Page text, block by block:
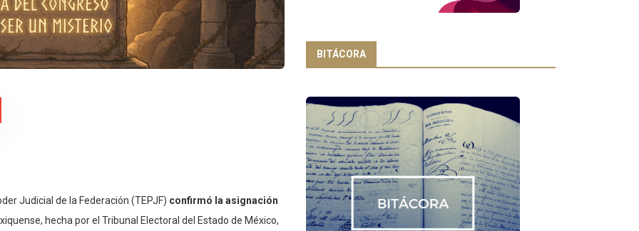
Judicial de la Federación (TEPJF) confirmó la asignación
hecha por el Tribunal Electoral del Estado de México,
BITÁCORA